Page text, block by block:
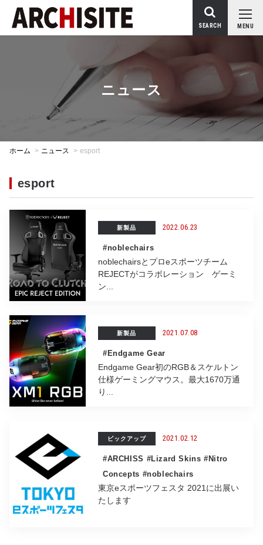
MENU
SEARCH
ニュース
ホーム > ニュース > esport
esport
新製品 2022.06.23
#noblechairs
noblechairsとプロeスポーツチーム
REJECTがコラボレーション ゲーミ
ン...
新製品 2021.07.08
#Endgame Gear
Endgame Gear初のRGB＆スケルトン
仕様ゲーミングマウス。最大1670万通
り...
ピックアップ 2021.02.12
#ARCHISS #Lizard Skins#Nitro
Concepts #noblechairs
東京eスポーツフェスタ 2021に出展い
たします